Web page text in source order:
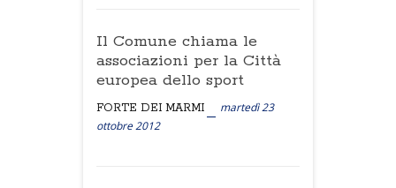
Il Comune chiama le
associazioni per la Città
europea dello sport
FORTE DEI MARMI
martedì 23
ottobre 2012